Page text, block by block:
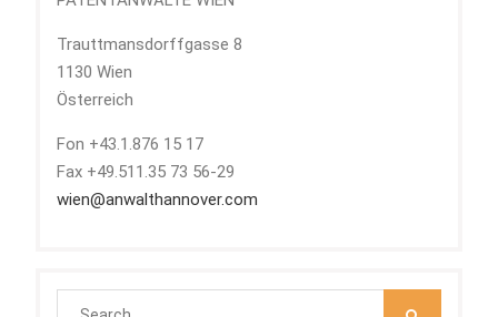
Trauttmansdorffgasse 8
1130 Wien
Österreich
Fon +43.1.876 15 17
Fax +49.511.35 73 56-29
wien@anwalthannover.com